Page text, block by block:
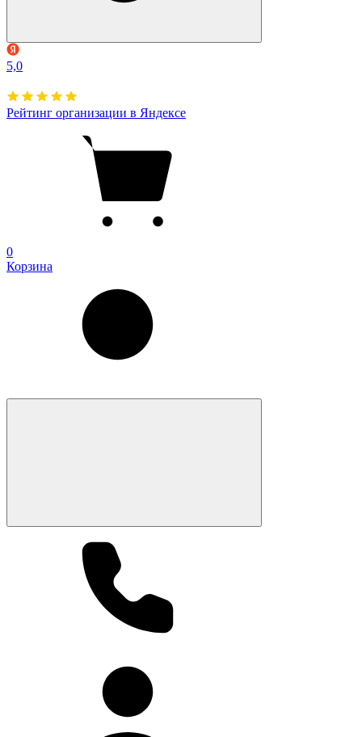
5,0
Рейтинг организации в Яндексе
0
Корзина